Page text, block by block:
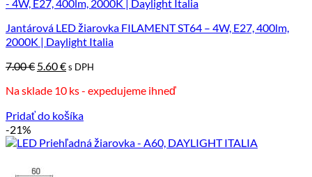
Jantárová LED žiarovka FILAMENT ST64 – 4W, E27, 400lm,
2000K | Daylight Italia
7.00€ Pôvodná
bola:
5.60€Aktuálna
je:
s DPH
Na sklade 10 ks - expedujeme ihneď
Pridať do košíka
-21%